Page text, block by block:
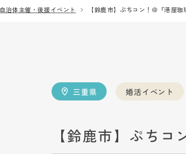
自治体主催・後援イベント 【鈴鹿市】ぷちコン！＠『港屋珈
三重県 婚活イベント
【鈴鹿市】ぷち